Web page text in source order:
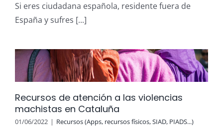
Si eres ciudadana española, residente fuera de
España y sufres [...]
Recursos de atención a las violencias
machistas en Cataluña
01/06/2022 | Recursos (Apps, recursos físicos, SIAD, PIADS...)